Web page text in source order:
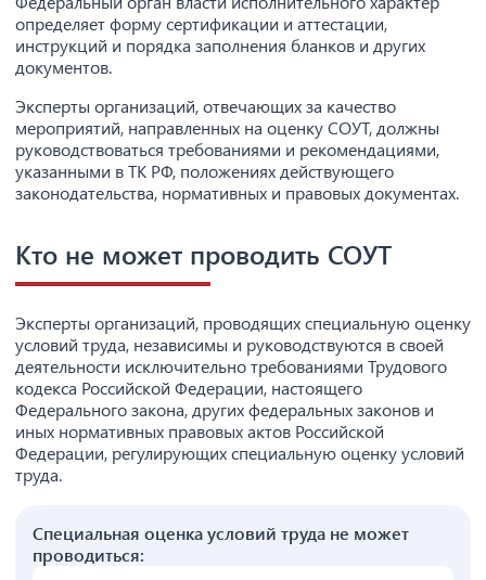
определяет форму сертификации и аттестации,
инструкций и порядка заполнения бланков и других
документов.
Эксперты организаций, отвечающих за качество
мероприятий, направленных на оценку СОУТ, должны
руководствоваться требованиями и рекомендациями,
указанными в ТК РФ, положениях действующего
законодательства, нормативных и правовых документах.
Кто не может проводить СОУТ
Эксперты организаций, проводящих специальную оценку
условий труда, независимы и руководствуются в своей
деятельности исключительно требованиями Трудового
кодекса Российской Федерации, настоящего
Федерального закона, других федеральных законов и
иных нормативных правовых актов Российской
Федерации, регулирующих специальную оценку условий
труда.
Специальная оценка условий труда не может
проводиться: